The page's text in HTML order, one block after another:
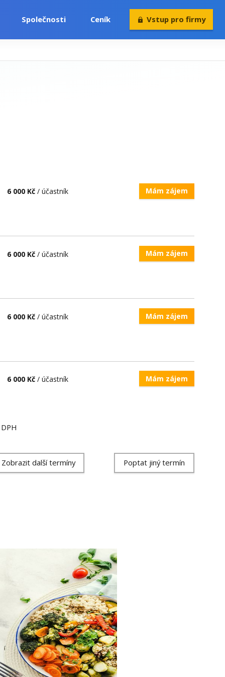
Společnosti Ceník Vstup pro firmy
6 000 Kč / účastník Mám zájem
6 000 Kč / účastník Mám zájem
6 000 Kč / účastník Mám zájem
6 000 Kč / účastník Mám zájem
Zobrazit další termíny Poptat jiný termín